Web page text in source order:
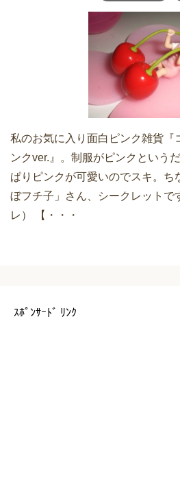
私のお気に入り面白ピンク雑貨『
ンクver.』。制服がピンクという
ぱりピンクが可愛いのでスキ。ち
ぼフチ子」さん、シークレット
レ） 【・・・
ｽﾎﾟﾝｻｰﾄﾞ ﾘﾝｸ